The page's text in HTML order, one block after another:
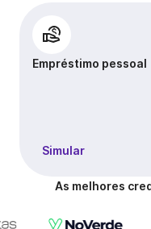
Empréstimo pessoal
Simular
As melhores